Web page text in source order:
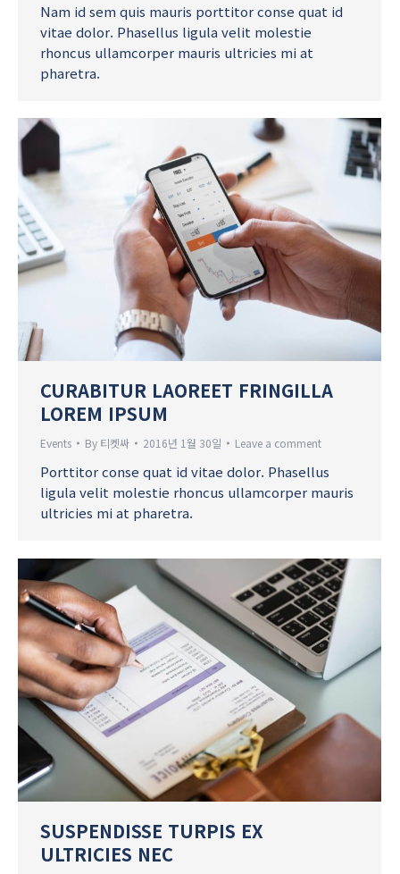
Nam id sem quis mauris porttitor conse quat id
vitae dolor. Phasellus ligula velit molestie
rhoncus ullamcorper mauris ultricies mi at
pharetra.
CURABITUR LAOREET FRINGILLA
LOREM IPSUM
Events By 티켓싸 2016년 1월 30일 Leave a comment
Porttitor conse quat id vitae dolor. Phasellus
ligula velit molestie rhoncus ullamcorper mauris
ultricies mi at pharetra.
SUSPENDISSE TURPIS EX
ULTRICIES NEC